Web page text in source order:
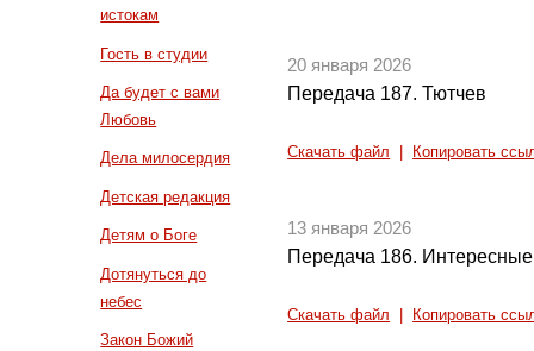
истокам
Гость в студии
Да будет с вами
Любовь
Дела милосердия
Детская редакция
Детям о Боге
Дотянуться до
небес
Закон Божий
20 января 2026
Передача 187. Тютчев
Скачать файл Копировать
13 января 2026
Передача 186.
Скачать файл Копировать